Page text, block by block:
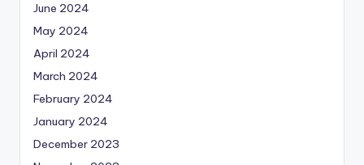
June 2024
May 2024
April 2024
March 2024
February 2024
January 2024
December 2023